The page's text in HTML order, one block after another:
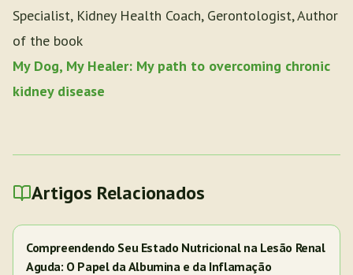
Specialist, Kidney Health Coach, Gerontologist, Author
of the book
My Dog, My Healer: My path to overcoming chronic
kidney disease
Artigos Relacionados
Compreendendo Seu Estado Nutricional na Lesão Renal
Aguda: O Papel da Albumina e da Inflamação